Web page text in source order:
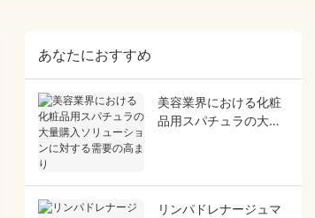
あなたにおすすめ
美容業界における化粧
品用スパチュラの大量
リンパドレナージュマ